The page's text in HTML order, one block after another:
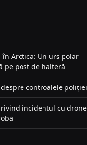
în Arctica: Un urs polar
pe post de halteră
controalele poliției
incidentul cu drone